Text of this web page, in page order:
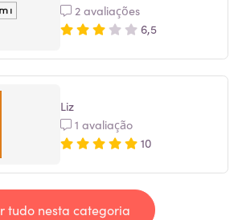
2 avaliações
6,5
Liz
1 avaliação
10
tudo nesta categoria